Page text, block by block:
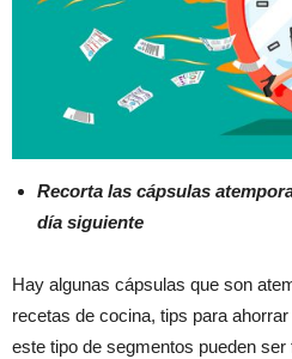
Recorta las cápsulas
día siguiente
Hay algunas cápsulas que son
recetas de cocina, tips para
este tipo de segmentos pueden